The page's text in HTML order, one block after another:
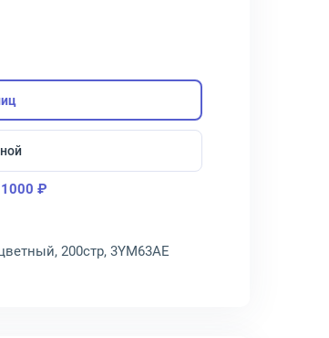
1000 ₽
200стр, 3YM63AE